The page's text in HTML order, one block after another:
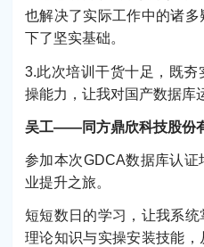
也解决了实际工作中的诸
下了坚实基础。
3.此次培训干货十足，既
操能力，让我对国产数据库
吴工——同方鼎欣科技股份
参加本次GDCA数据库认
业提升之旅。
短短数日的学习，让我系
理论知识与实操安装技能